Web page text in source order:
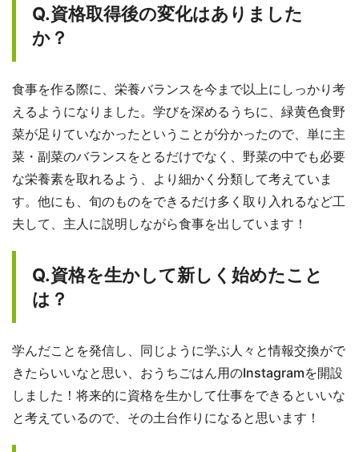
Q.資格取得後の変化はありました
か？
食事を作る際に、栄養バランスを今まで以上にしっかり考
えるようになりました。学びを深めるうちに、緑黄色食野
菜が足りていなかったということが分かったので、単に主
菜・副菜のバランスをとるだけでなく、野菜の中でも必要
な栄養素を取れるよう、より細かく分類して考えていま
す。他にも、旬のものをできるだけ多く取り入れるなど工
夫して、主人に説明しながら食事を出しています！
Q.資格を生かして新しく始めたこと
は？
学んだことを発信し、同じように学ぶ人々と情報交換がで
きたらいいなと思い、おうちごはん用のInstagramを開設
しました！将来的に資格を生かして仕事をできるといいな
と考えているので、その土台作りになると思います！